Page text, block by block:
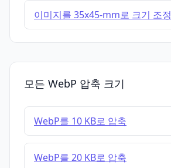
이미지를 35x45-mm로 크기 조정
모든 WebP 압축 크기
WebP를 10 KB로 압축
WebP를 20 KB로 압축